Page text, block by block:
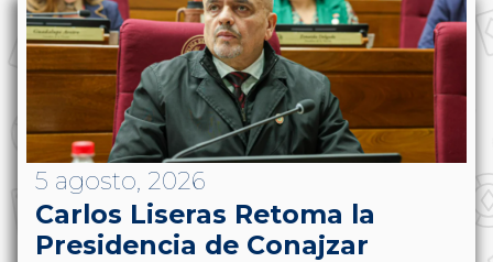
5 agosto, 2026
Carlos Liseras Retoma la
Presidencia de Conajzar